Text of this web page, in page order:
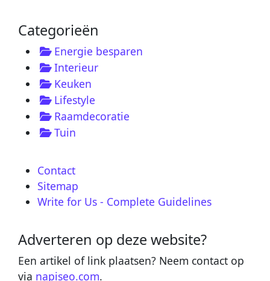
Categorieën
Energie besparen
Interieur
Keuken
Lifestyle
Raamdecoratie
Tuin
Contact
Sitemap
Write for Us - Complete Guidelines
Adverteren op deze website?
Een artikel of link plaatsen? Neem contact op
via napiseo.com.